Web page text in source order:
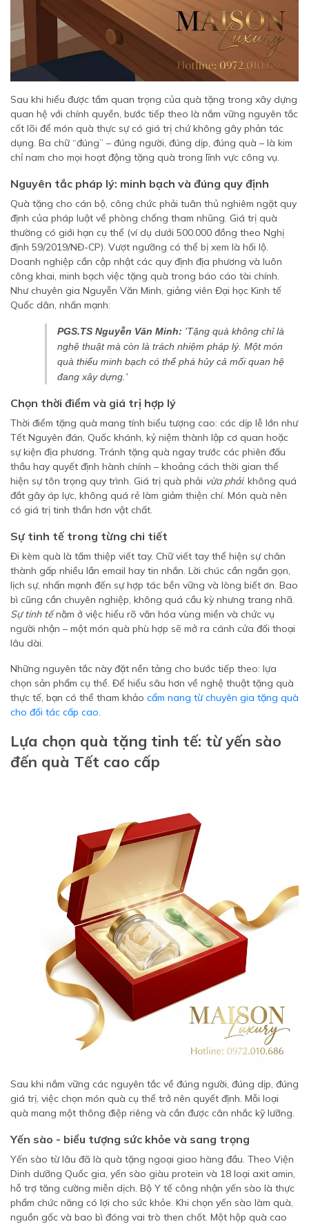
Sau khi hiểu được tầm quan trọng của quà tặng trong xây dựng
quan hệ với chính quyền, bước tiếp theo là nắm vững nguyên tắc
cốt lõi để món quà thực sự có giá trị chứ không gây phản tác
dụng. Ba chữ “đúng” – đúng người, đúng dịp, đúng quà – là kim
chỉ nam cho mọi hoạt động tặng quà trong lĩnh vực công vụ.
Nguyên tắc pháp lý: minh bạch và đúng quy định
Quà tặng cho cán bộ, công chức phải tuân thủ nghiêm ngặt quy
định của pháp luật về phòng chống tham nhũng. Giá trị quà
thường có giới hạn cụ thể (ví dụ dưới 500.000 đồng theo Nghị
định 59/2019/NĐ-CP). Vượt ngưỡng có thể bị xem là hối lộ.
Doanh nghiệp cần cập nhật các quy định địa phương và luôn
công khai, minh bạch việc tặng quà trong báo cáo tài chính.
Như chuyên gia Nguyễn Văn Minh, giảng viên Đại học Kinh tế
Quốc dân, nhấn mạnh:
PGS.TS Nguyễn Văn Minh: 'Tặng quà không chỉ là
nghệ thuật mà còn là trách nhiệm pháp lý. Một món
quà thiếu minh bạch có thể phá hủy cả mối quan hệ
đang xây dựng.'
Chọn thời điểm và giá trị hợp lý
Thời điểm tặng quà mang tính biểu tượng cao: các dịp lễ lớn như
Tết Nguyên đán, Quốc khánh, kỷ niệm thành lập cơ quan hoặc
sự kiện địa phương. Tránh tặng quà ngay trước các phiên đấu
thầu hay quyết định hành chính – khoảng cách thời gian thể
hiện sự tôn trọng quy trình. Giá trị quà phải vừa phải: không quá
đắt gây áp lực, không quá rẻ làm giảm thiện chí. Món quà nên
có giá trị tinh thần hơn vật chất.
Sự tinh tế trong từng chi tiết
Đi kèm quà là tấm thiệp viết tay. Chữ viết tay thể hiện sự chân
thành gấp nhiều lần email hay tin nhắn. Lời chúc cần ngắn gọn,
lịch sự, nhấn mạnh đến sự hợp tác bền vững và lòng biết ơn. Bao
bì cũng cần chuyên nghiệp, không quá cầu kỳ nhưng trang nhã.
Sự tinh tếnằm ở việc hiểu rõ văn hóa vùng miền và chức vụ
người nhận – một món quà phù hợp sẽ mở ra cánh cửa đối thoại
lâu dài.
Những nguyên tắc này đặt nền tảng cho bước tiếp theo: lựa
chọn sản phẩm cụ thể. Để hiểu sâu hơn về nghệ thuật tặng quà
thực tế, bạn có thể tham khảo cẩm nang từ chuyên gia tặng quà
cho đối tác cấp cao.
Lựa chọn quà tặng tinh tế: từ yến sào
đến quà Tết cao cấp
Sau khi nắm vững các nguyên tắc về đúng người, đúng dịp, đúng
giá trị, việc chọn món quà cụ thể trở nên quyết định. Mỗi loại
quà mang một thông điệp riêng và cần được cân nhắc kỹ lưỡng.
Yến sào - biểu tượng sức khỏe và sang trọng
Yến sào từ lâu đã là quà tặng ngoại giao hàng đầu. Theo Viện
Dinh dưỡng Quốc gia, yến sào giàu protein và 18 loại axit amin,
hỗ trợ tăng cường miễn dịch. Bộ Y tế công nhận yến sào là thực
phẩm chức năng có lợi cho sức khỏe. Khi chọn yến sào làm quà,
nguồn gốc và bao bì đóng vai trò then chốt. Một hộp quà cao